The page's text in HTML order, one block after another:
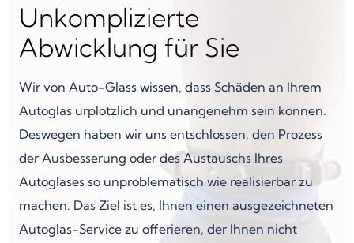
Unkomplizierte
Abwicklung für Sie
Wir von Auto-Glass wissen, dass Schäden an Ihrem
Autoglas urplötzlich und unangenehm sein können.
Deswegen haben wir uns entschlossen, den Prozess
der Ausbesserung oder des Austauschs Ihres
Autoglases so unproblematisch wie realisierbar zu
machen. Das Ziel ist es, Ihnen einen ausgezeichneten
Autoglas-Service zu offerieren, der Ihnen nicht